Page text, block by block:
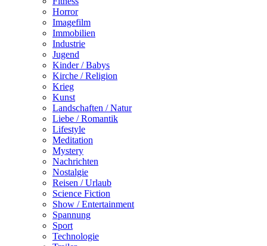
Horror
Imagefilm
Immobilien
Industrie
Jugend
Kinder / Babys
Kirche / Religion
Krieg
Kunst
Landschaften / Natur
Liebe / Romantik
Lifestyle
Meditation
Mystery
Nachrichten
Nostalgie
Reisen / Urlaub
Science Fiction
Show / Entertainment
Spannung
Sport
Technologie